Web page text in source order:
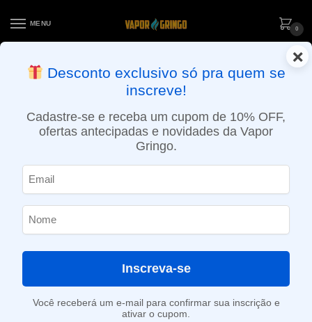
MENU
0
ENTREGA NO MESMO DIA EM SÃO PAULO (SEG A SEX): PEDIDOS
APROVADOS ATÉ 15:30 VIA MOTOBOY
×
Desconto exclusivo só pra quem se
inscreve!
Cadastre-se e receba um cupom de 10% OFF,
ofertas antecipadas e novidades da Vapor
Gringo.
Inscreva-se
Você receberá um e-mail para confirmar sua inscrição e
ativar o cupom.